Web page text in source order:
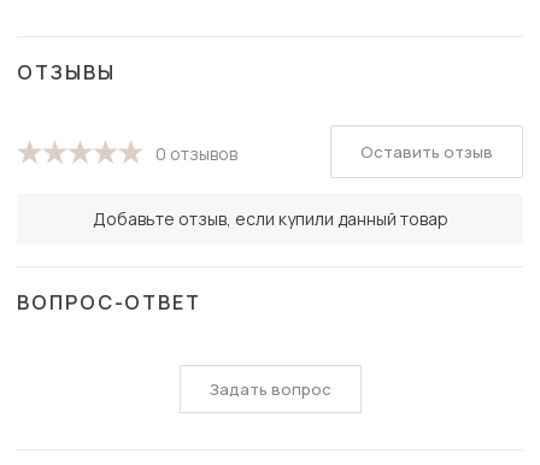
ОТЗЫВЫ
0 отзывов
Добавьте отзыв, если купили данный товар
Оставить отзыв
ВОПРОС-ОТВЕТ
Задать вопрос